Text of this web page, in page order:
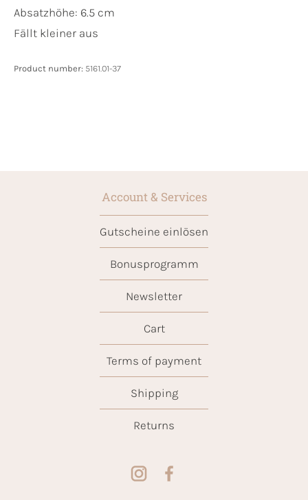
Absatzhöhe: 6.5 cm
Fällt kleiner aus
Product number: 5161.01-37
Account & Services
Gutscheine einlösen
Bonusprogramm
Newsletter
Cart
Terms of payment
Shipping
Returns